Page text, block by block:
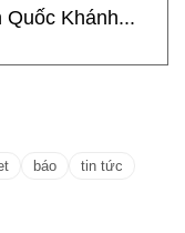
Khánh...
báo
tin tức